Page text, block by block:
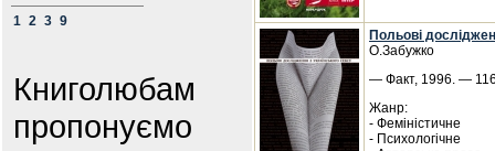
1 2 3 9
Книголюбам
пропонуємо
Польові
О.Забужко
— Факт, 1996. —
Жанр:
- Феміністичне
- Психологічне